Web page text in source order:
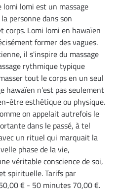
lomi lomi est un massage
personne dans son
corps. Lomi lomi en hawaïen
former des vagues.
il s'inspire du massage
rythmique typique
tout le corps en un seul
hawaïen n'est pas seulement
être esthétique ou physique.
on appelait autrefois le
dans le passé, à tel
un rituel qui marquait la
phase de la vie,
véritable conscience de soi,
spirituelle. Tarifs par
€ - 50 minutes 70,00 €.